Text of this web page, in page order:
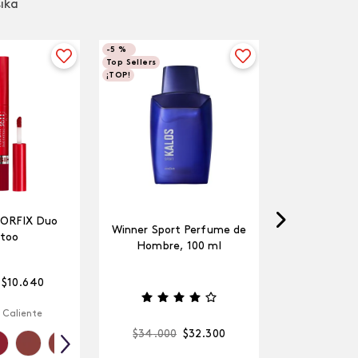
Duo
$10 .640
Caliente
-5 %
Top Sellers
¡TOP!
Winner Sport Perfume de
Hombre, 100 ml
$34.000 $32 .300